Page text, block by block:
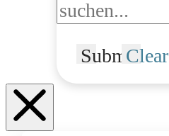
SubmitClear